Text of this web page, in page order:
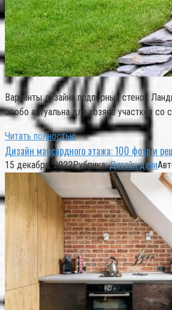
Варианты дизайна подпорных стенок
особо актуальна для хозяев участков
Читать полностью
Дизайн мансардного этажа: 100 фото и
15 декабря, 2022Рубрика: Дизайн дачи